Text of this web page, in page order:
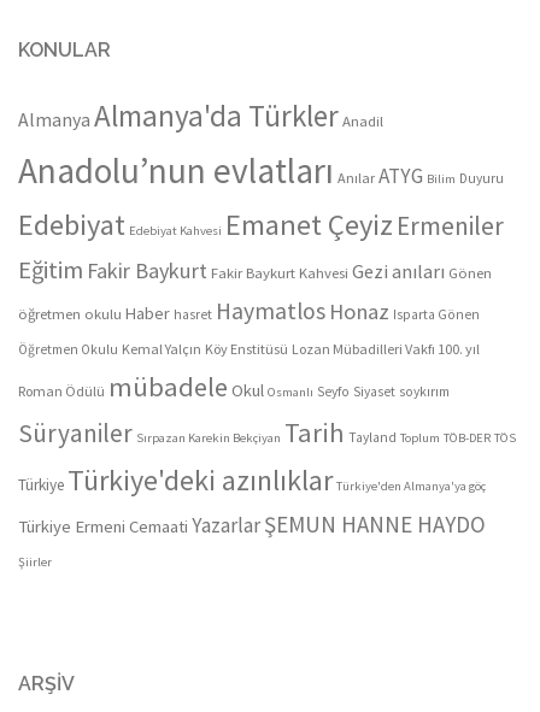
KONULAR
Almanya Almanya'da TürklerAnadil
Anadolu’nun evlatları Anılar ATYG Bilim Duyuru
Edebiyat Edebiyat Kahvesi Emanet Çeyiz Ermeniler
Eğitim Fakir Baykurt Fakir Baykurt Kahvesi Gezi anıları Gönen
öğretmen okulu Haber hasret Haymatlos Honaz Isparta Gönen
Öğretmen Okulu Kemal Yalçın Köy Enstitüsü Lozan Mübadilleri Vakfı 100. yıl
Roman Ödülü mübadele Okul Osmanlı Seyfo Siyaset soykırım
Süryaniler Sırpazan Karekin Bekçiyan Tarih Tayland Toplum TÖB-DER TÖS
Türkiye Türkiye'deki azınlıklar Türkiye'den Almanya'ya göç
Türkiye Ermeni Cemaati YazarlarŞEMUN HANNE HAYDO
Şiirler
ARŞIV